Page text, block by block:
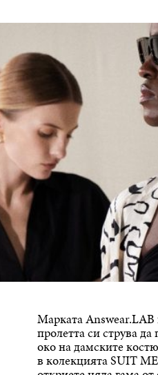
Марката Answear.LAB
пролетта си струва
око на дамските
в колекцията SUIT